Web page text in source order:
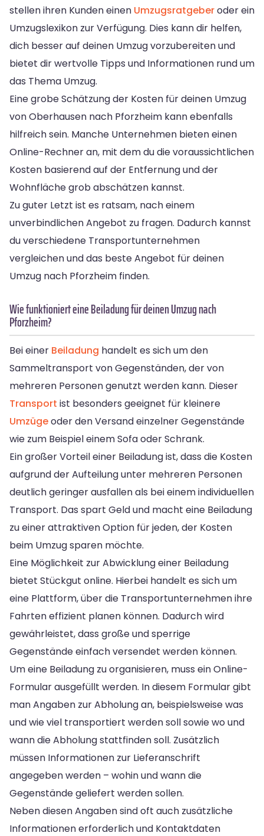
stellen ihren Kunden einen Umzugsratgeberoder ein
Umzugslexikon zur Verfügung. Dies kann dir helfen,
dich besser auf deinen Umzug vorzubereiten und
bietet dir wertvolle Tipps und Informationen rund um
das Thema Umzug.
Eine grobe Schätzung der Kosten für deinen Umzug
von Oberhausen nach Pforzheim kann ebenfalls
hilfreich sein. Manche Unternehmen bieten einen
Online-Rechner an, mit dem du die voraussichtlichen
Kosten basierend auf der Entfernung und der
Wohnfläche grob abschätzen kannst.
Zu guter Letzt ist es ratsam, nach einem
unverbindlichen Angebot zu fragen. Dadurch kannst
du verschiedene Transportunternehmen
vergleichen und das beste Angebot für deinen
Umzug nach Pforzheim finden.
Wie funktioniert eine Beiladung für deinen Umzug nach
Pforzheim?
Bei einer Beiladung handelt es sich um den
Sammeltransport von Gegenständen, der von
mehreren Personen genutzt werden kann. Dieser
Transport ist besonders geeignet für kleinere
Umzügeoder den Versand einzelner Gegenstände
wie zum Beispiel einem Sofa oder Schrank.
Ein großer Vorteil einer Beiladung ist, dass die Kosten
aufgrund der Aufteilung unter mehreren Personen
deutlich geringer ausfallen als bei einem individuellen
Transport. Das spart Geld und macht eine Beiladung
zu einer attraktiven Option für jeden, der Kosten
beim Umzug sparen möchte.
Eine Möglichkeit zur Abwicklung einer Beiladung
bietet Stückgut online. Hierbei handelt es sich um
eine Plattform, über die Transportunternehmen ihre
Fahrten effizient planen können. Dadurch wird
gewährleistet, dass große und sperrige
Gegenstände einfach versendet werden können.
Um eine Beiladung zu organisieren, muss ein Online-
Formular ausgefüllt werden. In diesem Formular gibt
man Angaben zur Abholung an, beispielsweise was
und wie viel transportiert werden soll sowie wo und
wann die Abholung stattfinden soll. Zusätzlich
müssen Informationen zur Lieferanschrift
angegeben werden – wohin und wann die
Gegenstände geliefert werden sollen.
Neben diesen Angaben sind oft auch zusätzliche
Informationen erforderlich und Kontaktdaten